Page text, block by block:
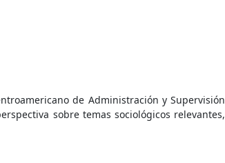
de Administración y Supervisión
sobre temas sociológicos relevantes,